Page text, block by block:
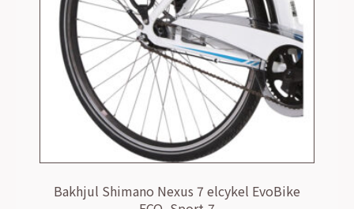
Bakhjul Shimano Nexus 7 elcykel EvoBike